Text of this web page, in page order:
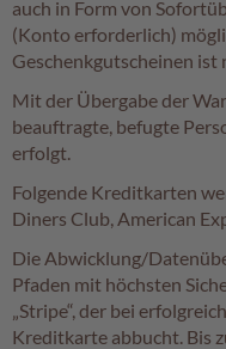
c
h
i
c
h
e
p
e
i
a
l
i
auch in Form von
(Konto erforderlich)
Geschenkgutscheinen ist
Mit der Übergabe der
beauftragte, befugte
erfolgt.
Folgende Kreditkarten
Diners Club, American
Die Abwicklung/
Pfaden mit höchsten
„Stripe“, der bei
Kreditkarte abbucht. Bis